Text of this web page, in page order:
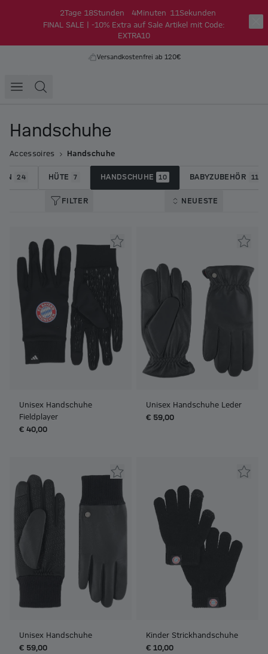
2Tage 18Stunden 4Minuten 11Sekunden
FINAL SALE | -10% Extra auf Sale Artikel mit Code:
EXTRA10
Versandkostenfrei ab 120€
Handschuhe
Accessoires Handschuhe
24 HÜTE 7 HANDSCHUHE 10 BABYZUBEHÖR 11
FILTER NEUESTE
Unisex Handschuhe
Fieldplayer
€ 40,00
Unisex Handschuhe Leder
€ 59,00
Unisex Handschuhe
€ 59,00
Kinder Strickhandschuhe
€ 10,00